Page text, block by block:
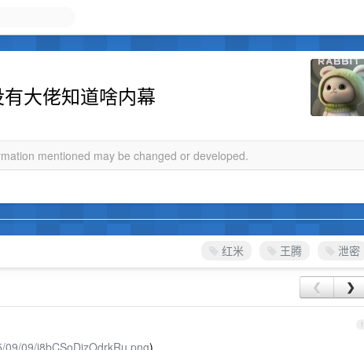
大佬知道啥内幕
mentioned may be changed or developed.
红米 王腾 泄密
❮ ❯
1
09/09/i8bCSoDjzOdrkRu.png)